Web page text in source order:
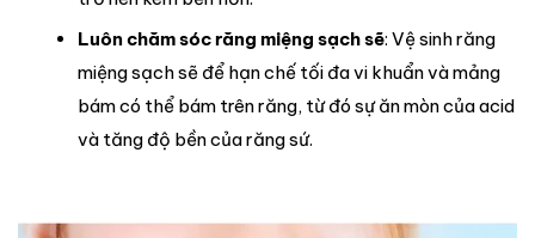
Luôn chăm sóc răng miệng sạch sẽ: Vệ sinh răng
miệng sạch sẽ để hạn chế tối đa vi khuẩn và mảng
bám có thể bám trên răng, từ đó sự ăn mòn của acid
và tăng độ bền của răng sứ.